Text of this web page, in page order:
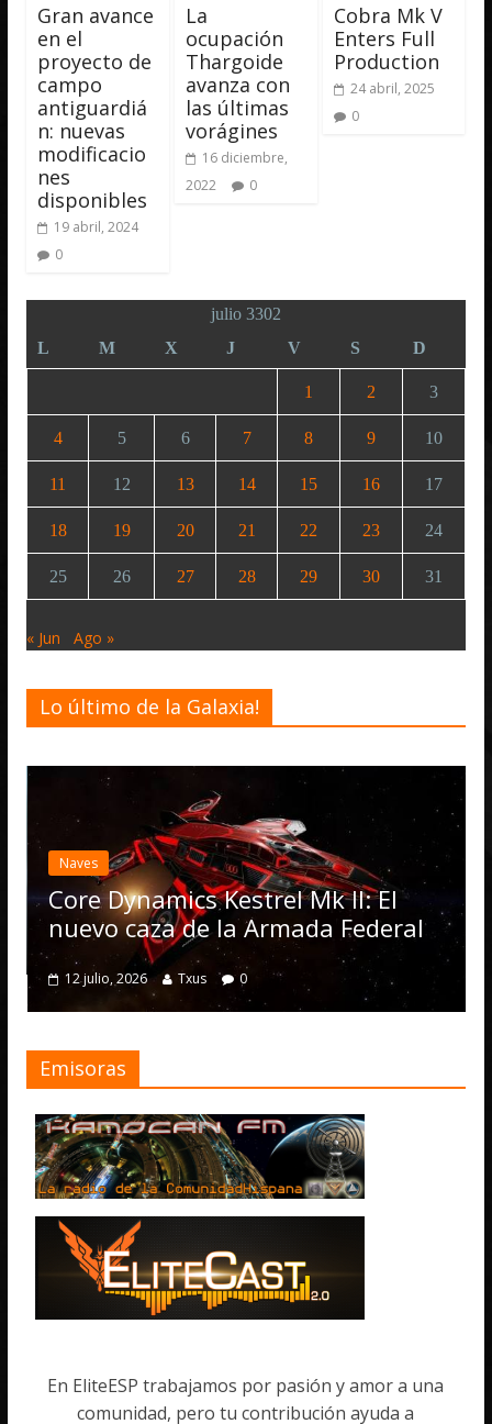
Gran avance
en el
proyecto de
campo
antiguardiá
n: nuevas
modificacio
nes
disponibles
19 abril, 2024
0
La
ocupación
Thargoide
avanza con
las últimas
vorágines
16 diciembre,
2022
0
Cobra Mk V
Enters Full
Production
24 abril, 2025
0
julio 3302
L
M X J V S D
1 2 3
4 5 6 7 8 9 10
11 12 13 14 15 16 17
18 19 20 21 22 23 24
25 26 27 28 29 30 31
« Jun Ago »
Lo último de la Galaxia!
Mk II: El
Armada Federal
Elite Dangerous
actualización 4.4.0:
Operations, el
numerosas mejoras
4 julio, 2026
Emisoras
En EliteESP trabajamos por pasión y amor a una
comunidad, pero tu contribución ayuda a